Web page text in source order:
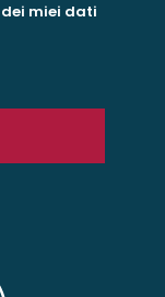
miei dati